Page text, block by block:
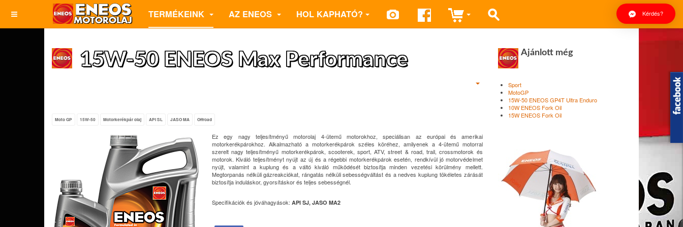
Kérdés?
TERMÉKEINK AZ ENEOS HOL KAPHATÓ?
15W-50 ENEOS Max Performance
Moto GP 15W-50 Motorkerékpár olaj API SL JASO MA Offroad
Ez egy nagy teljesítményű motorolaj 4-ütemű motorokhoz, speciálisan az európai és amerikai
motorkerékpárokhoz. Alkalmazható a motorkerékpárok széles köréhez, amilyenek a 4-ütemű motorral
szerelt nagy teljesítményű motorkerékpárok, scooterek, sport, ATV, street & road, trail, crossmotorok és
motorok. Kiváló teljesítményt nyújt az új és a régebbi motorkerékpárok esetén, rendkívül jó motorvédelmet
nyújt, valamint a kuplung és a váltó kiváló működését biztosítja minden vezetési körülmény mellett.
Megtorpanás nélküli gázreakciókat, rángatás nélküli sebességváltást és a nedves kuplung tökéletes zárását
biztosítja induláskor, gyorsításkor és teljes sebességnél.
Specifikációk és jóváhagyások: API SJ, JASO MA2
Ajánlott még
Sport
MotoGP
15W-50 ENEOS GP4T Ultra Enduro
10W ENEOS Fork Oil
15W ENEOS Fork Oil